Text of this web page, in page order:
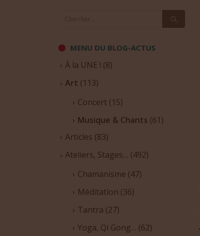
MENU DU BLOG-ACTUS
À la UNE ! (8)
Art (113)
Concert (15)
Musique & Chants (61)
Articles (83)
Ateliers, Stages… (492)
Chamanisme (47)
Méditation (36)
Tantra (27)
Yoga, Qi Gong… (62)